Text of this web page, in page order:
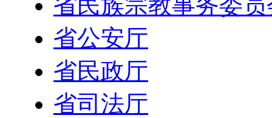
省民族宗教事务委员
省公安厅
省民政厅
省司法厅